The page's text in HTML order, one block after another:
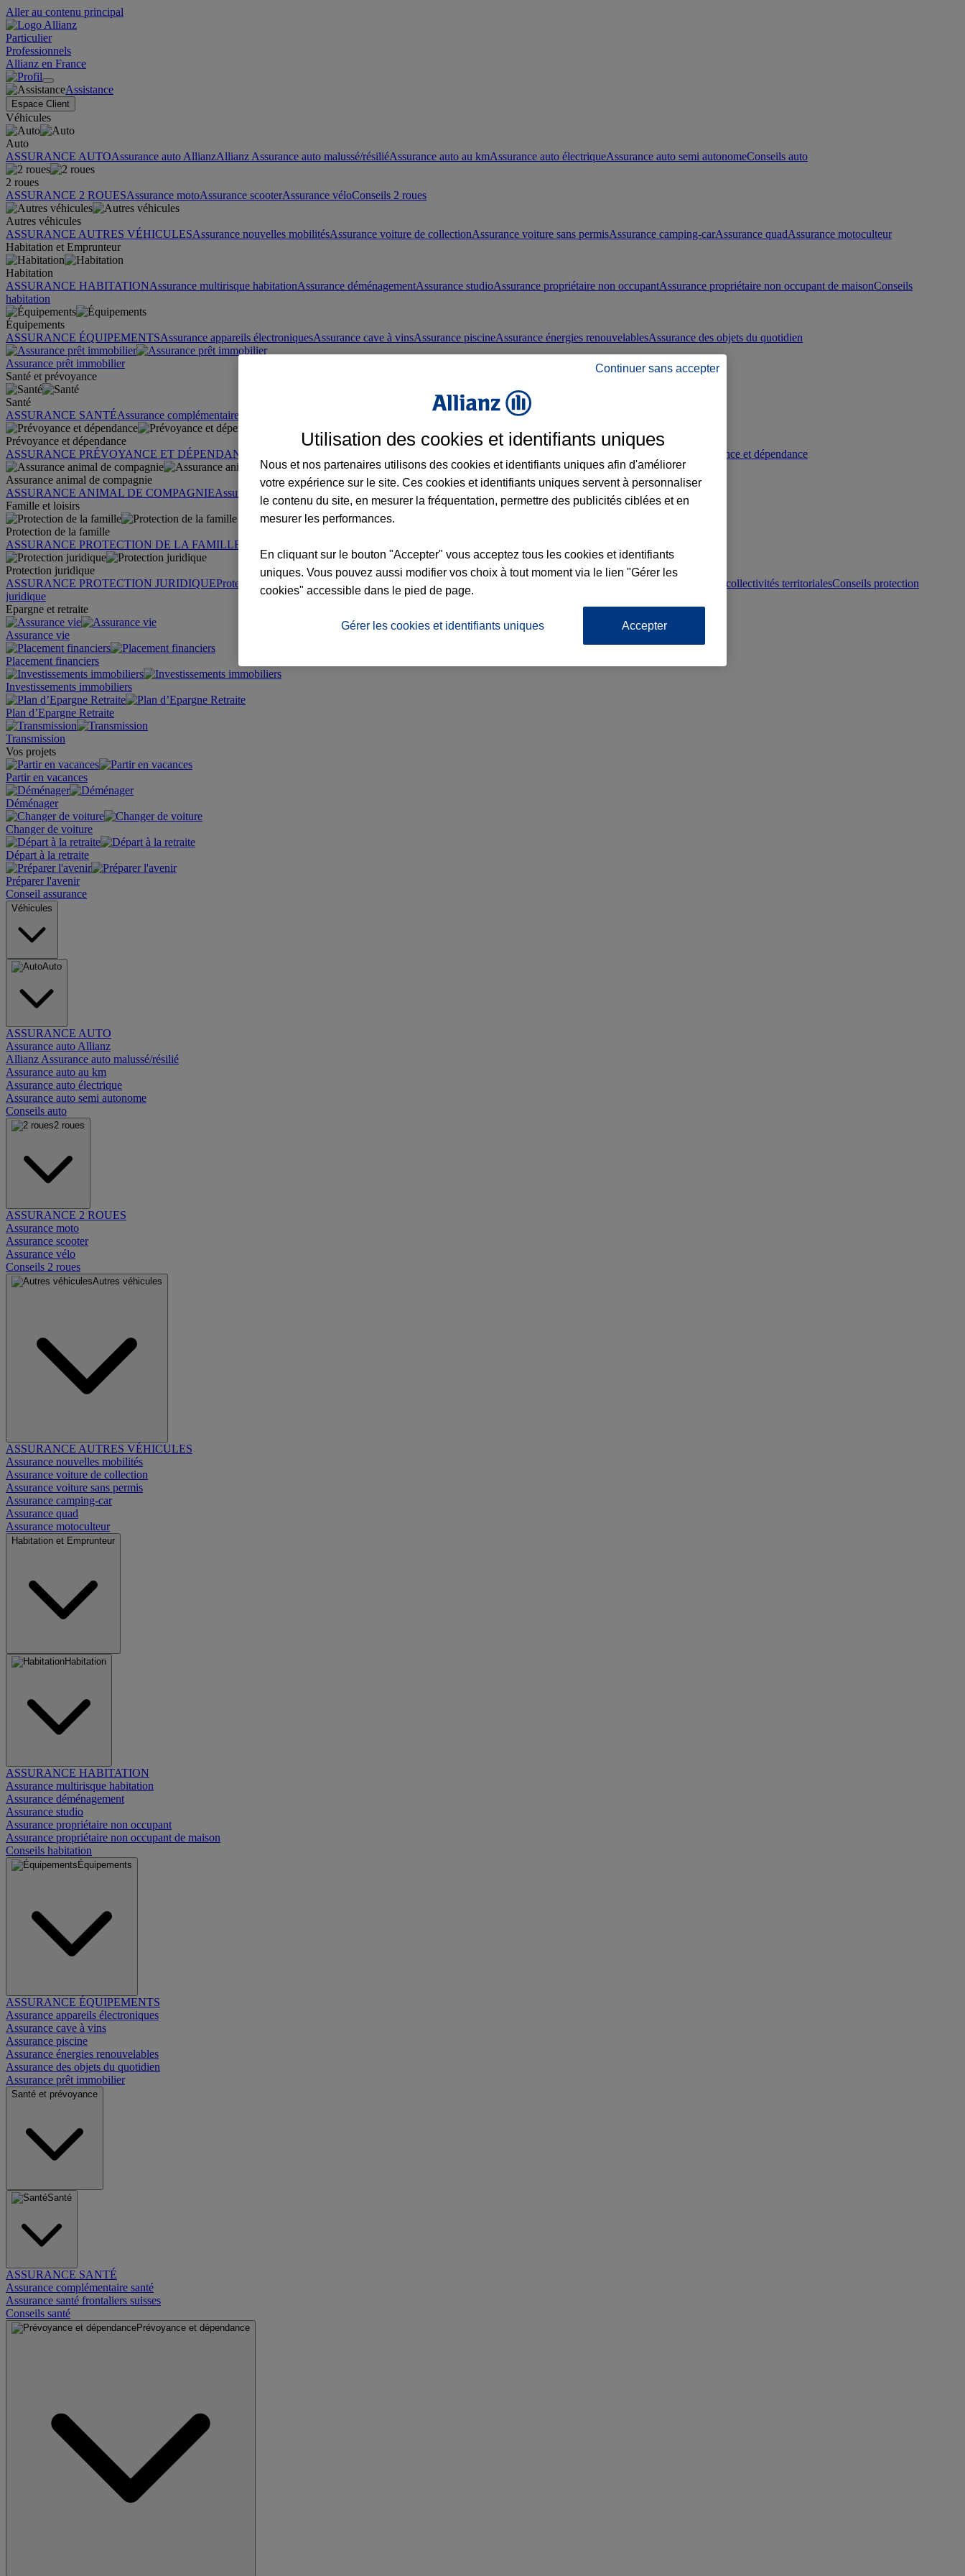
Aller au contenu principal
Particulier
Professionnels
Allianz en France
Assistance
Espace Client
Véhicules
Auto
ASSURANCE AUTOAssurance auto AllianzAllianz Assurance auto malussé/résiliéAssurance auto au kmAssurance auto électriqueAssurance auto semi autonomeConseils auto
2 roues
ASSURANCE 2 ROUESAssurance motoAssurance scooterAssurance véloConseils 2 roues
Autres véhicules
ASSURANCE AUTRES VÉHICULESAssurance nouvelles mobilitésAssurance voiture de collectionAssurance voiture sans permisAssurance camping-carAssurance quadAssurance motoculteur
Habitation et Emprunteur
Habitation
ASSURANCE HABITATIONAssurance multirisque habitationAssurance déménagementAssurance studioAssurance propriétaire non occupantAssurance propriétaire non occupant de maisonConseils
habitation
Équipements
ASSURANCE ÉQUIPEMENTSAssurance appareils électroniquesAssurance cave à vinsAssurance piscineAssurance énergies renouvelablesAssurance des objets du quotidien
Assurance prêt immobilier
Santé et prévoyance
Santé
ASSURANCE SANTÉAssurance complémentaire santé Conseils santé
Prévoyance et dépendance
ASSURANCE PRÉVOYANCE ET DÉPENDANCE
Conseils prévoyance et dépendance
Assurance animal de compagnie
ASSURANCE ANIMAL DE COMPAGNIEAssurance chien Assurance chat
Conseils animal de compagnie
Famille et loisirs
Protection de la famille
ASSURANCE PROTECTION DE LA FAMILLE
Protection juridique
ASSURANCE PROTECTION JURIDIQUEProtection juridique particuliers Protection juridique immobilière Protection juridique collectivités territorialesConseils protection
juridique
Epargne et retraite
Assurance vie
Placement financiers
Investissements immobiliers
Plan d’Epargne Retraite
Transmission
Vos projets
Partir en vacances
Déménager
Changer de voiture
Départ à la retraite
Préparer l'avenir
Conseil assurance
Véhicules
Auto
ASSURANCE AUTO
Assurance auto Allianz
Allianz Assurance auto malussé/résilié
Assurance auto au km
Assurance auto électrique
Assurance auto semi autonome
Conseils auto
2 roues
ASSURANCE 2 ROUES
Assurance moto
Assurance scooter
Assurance vélo
Conseils 2 roues
Autres véhicules
ASSURANCE AUTRES VÉHICULES
Assurance nouvelles mobilités
Assurance voiture de collection
Assurance voiture sans permis
Assurance camping-car
Assurance quad
Assurance motoculteur
Habitation et Emprunteur
Habitation
ASSURANCE HABITATION
Assurance multirisque habitation
Assurance déménagement
Assurance studio
Assurance propriétaire non occupant
Assurance propriétaire non occupant de maison
Conseils habitation
Équipements
ASSURANCE ÉQUIPEMENTS
Assurance appareils électroniques
Assurance cave à vins
Assurance piscine
Assurance énergies renouvelables
Assurance des objets du quotidien
Assurance prêt immobilier
Santé et prévoyance
Santé
ASSURANCE SANTÉ
Assurance complémentaire santé
Assurance santé frontaliers suisses
Conseils santé
Prévoyance et dépendance
Continuer sans accepter
Utilisation des cookies et identifiants uniques
Nous et nos partenaires utilisons des cookies et identifiants uniques afin d'améliorer
votre expérience sur le site. Ces cookies et identifiants uniques servent à personnaliser
le contenu du site, en mesurer la fréquentation, permettre des publicités ciblées et en
mesurer les performances.
En cliquant sur le bouton "Accepter" vous acceptez tous les cookies et identifiants
uniques. Vous pouvez aussi modifier vos choix à tout moment via le lien "Gérer les
cookies" accessible dans le pied de page.
Gérer les cookies et identifiants uniques Accepter